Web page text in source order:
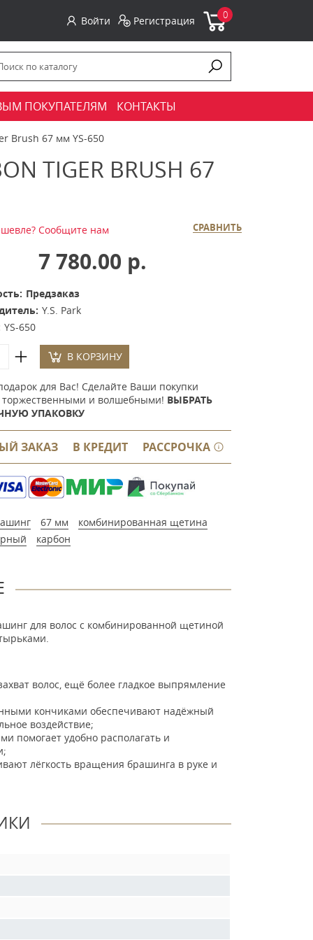
Войти Регистрация 0
ПОКУПАТЕЛЯМ КОНТАКТЫ
Brush 67 мм YS-650
TIGER BRUSH 67
СРАВНИТЬ
Сообщите нам
7 780.00 р.
Предзаказ
Y.S. Park
YS-650
В КОРЗИНУ
для Вас! Сделайте Ваши покупки
торжественными и волшебными! ВЫБРАТЬ
УПАКОВКУ
ЗАКАЗ В КРЕДИТ РАССРОЧКА
67 мм
комбинированная щетина
карбон
для волос с комбинированной щетиной
волос, ещё более гладкое выпрямление
кончиками обеспечивают надёжный
воздействие;
помогает удобно располагать и
лёгкость вращения брашинга в руке и